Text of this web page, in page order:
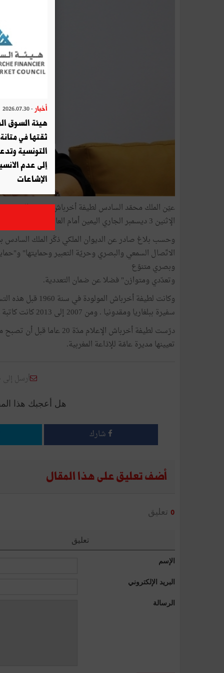
عيّن الملك محمّد السادس لطيفة أخرباش سفيرة المغرب
الإثنين 3 ديسمبر الجاري اليمين أمام العاهل المغربي بالقصر الملكي بالرباط.
وحسب بلاغ صادر عن الديوان الملكي ذكّر الملك السادس
الاتّصال السمعي والبصري وحريّة التعبير وحمايتها"
وبصري متنوّع
وتعدّدي ومتوازن" فضلا عن ضمان التعددية.
سفيرة ببلغاريا ومقدونيا . ومن 2007 إلى 2013 كانت كاتبة دولة لدى وزير الخارجية والتعاون.
تعيينها مديرة عامّة للإذاعة المغربية.
أرسل
هل أعجبك هذا
شارك
أضف تعليق على هذا المقال
0 تعليق
تعليق
الإسم
البريد الإلكتروني
الرسالة
أخبار - 2026.07.30
هيئة السوق
ثقتها في
التونسية
إلى عدم
الإشاعات